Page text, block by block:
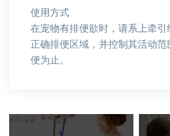
使用方式
在宠物有排便欲时，请系上牵
正确排便区域，并控制其活动
便为止。